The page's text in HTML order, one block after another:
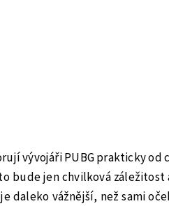
vývojáři PUBG prakticky od
bude jen chvilková záležitost
daleko vážnější, než sami